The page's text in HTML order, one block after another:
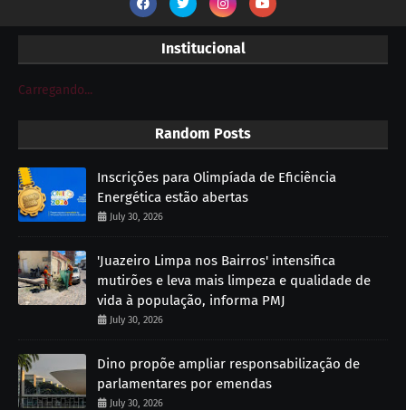
Institucional
Carregando...
Random Posts
Inscrições para Olimpíada de Eficiência
Energética estão abertas
July 30, 2026
'Juazeiro Limpa nos Bairros' intensifica
mutirões e leva mais limpeza e qualidade de
vida à população, informa PMJ
July 30, 2026
Dino propõe ampliar responsabilização de
parlamentares por emendas
July 30, 2026